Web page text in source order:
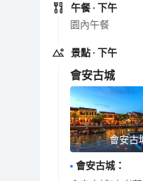
午餐 · 下午
園內午餐
景點 · 下午
會安古城
會安古
會安古城：